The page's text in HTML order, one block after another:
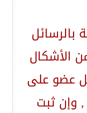
بالرسائل
الأشكال
عضو على
وإن ثبت